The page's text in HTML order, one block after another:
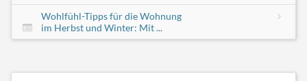
Wohlfühl-Tipps für die Wohnung
im Herbst und Winter: Mit ...